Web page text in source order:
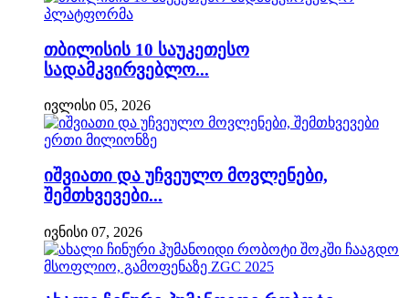
თბილისის 10 საუკეთესო
სადამკვირვებლო...
ივლისი 05, 2026
იშვიათი და უჩვეულო მოვლენები,
შემთხვევები...
ივნისი 07, 2026